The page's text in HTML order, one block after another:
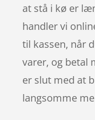
at stå i kø er
handler vi
til kassen, når
varer, og betal
er slut med at
langsomme